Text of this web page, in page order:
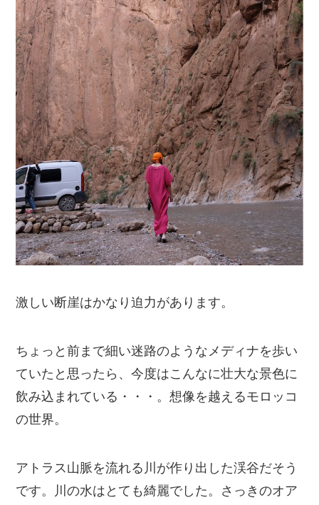
激しい断崖はかなり迫力があります。
ちょっと前まで細い迷路のようなメディナを歩い
ていたと思ったら、今度はこんなに壮大な景色に
飲み込まれている・・・。想像を越えるモロッコ
の世界。
アトラス山脈を流れる川が作り出した渓谷だそう
です。川の水はとても綺麗でした。さっきのオア